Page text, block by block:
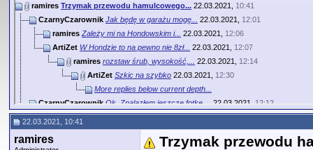
ramires Trzymak przewodu hamulcowego... 22.03.2021, 10:41
CzarnyCzarownik Jak będę w garażu mogę... 22.03.2021, 12:01
ramires Zależy mi na Hondowskim i... 22.03.2021, 12:06
ArtiZet W Hondzie to na pewno nie 8zł... 22.03.2021, 12:07
ramires rozstaw śrub, wysokość,... 22.03.2021, 12:14
ArtiZet Szkic na szybko 22.03.2021, 12:30
More replies below current depth...
CzarnyCzarownik Ok. Znalazłem jeszcze fotkę,... 22.03.2021, 12:12
CzarnyCzarownik Dziurkę pod opaskę lepiej daj...22.03.2021,12:57
ramires już to przemyślałem jak to...22.03.2021,13:02
ziutek2002
Chodzi o ten ,,haczyk'' tak?...22.03.2021,
13:09
22.03.2021, 10:41
ramires Trzymak przewodu